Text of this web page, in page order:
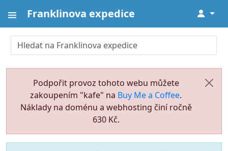
Franklinova expedice ↓
Podpořit provoz tohoto webu můžete
zakoupením "kafe" na Buy Me a Coffee.
Náklady na doménu a webhosting činí ročně
630 Kč.